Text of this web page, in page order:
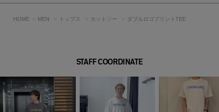
が良いのが最大の魅力です。
プリントの位置や見え方には個体差がありますが、二次加工の
光沢感：なし
■モデル身長185cm（Lサイズ着用）
HOME MEN トップス カットソー ダブルロゴプリントTEE
STAFF COORDINATE